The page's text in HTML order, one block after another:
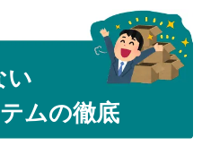
い
ムの徹底